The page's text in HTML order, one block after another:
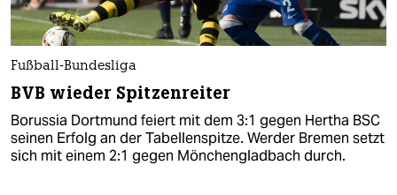
Fußball-Bundesliga
BVB wieder Spitzenreiter
Borussia Dortmund feiert mit dem 3:1 gegen Hertha BSC
seinen Erfolg an der Tabellenspitze. Werder Bremen setzt
sich mit einem 2:1 gegen Mönchengladbach durch.